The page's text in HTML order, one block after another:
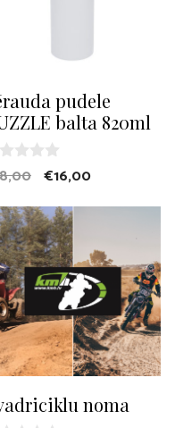
pudele
balta 820ml
Original
was:
€18,00.
€16,00Current
€16,00.
noma